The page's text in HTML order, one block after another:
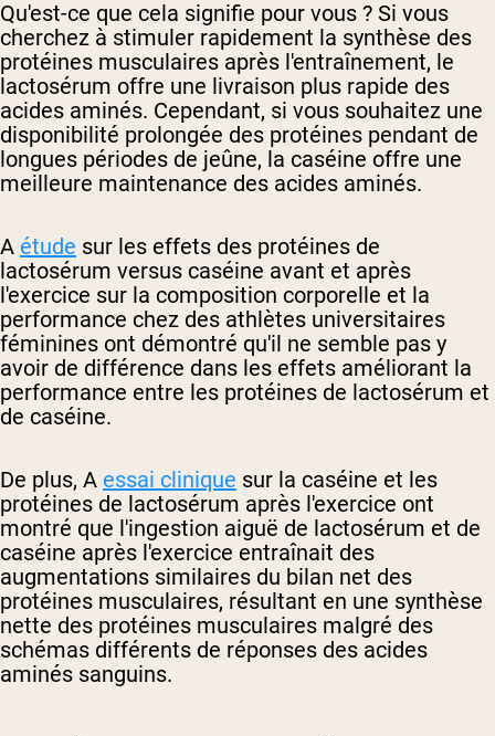
Qu'est-ce que cela signifie pour vous ? Si vous
cherchez à stimuler rapidement la synthèse des
protéines musculaires après l'entraînement, le
lactosérum offre une livraison plus rapide des
acides aminés. Cependant, si vous souhaitez une
disponibilité prolongée des protéines pendant de
longues périodes de jeûne, la caséine offre une
meilleure maintenance des acides aminés.
A étude sur les effets des protéines de
lactosérum versus caséine avant et après
l'exercice sur la composition corporelle et la
performance chez des athlètes universitaires
féminines ont démontré qu'il ne semble pas y
avoir de différence dans les effets améliorant la
performance entre les protéines de lactosérum et
de caséine.
De plus, A essai clinique sur la caséine et les
protéines de lactosérum après l'exercice ont
montré que l'ingestion aiguë de lactosérum et de
caséine après l'exercice entraînait des
augmentations similaires du bilan net des
protéines musculaires, résultant en une synthèse
nette des protéines musculaires malgré des
schémas différents de réponses des acides
aminés sanguins.